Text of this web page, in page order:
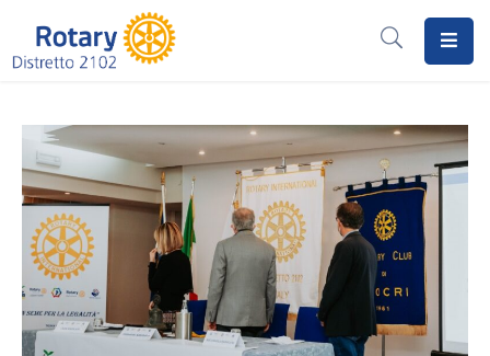
Rotary
Distretto
2102
Progetti